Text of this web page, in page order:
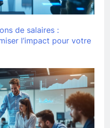
de salaires :
l’impact pour votre